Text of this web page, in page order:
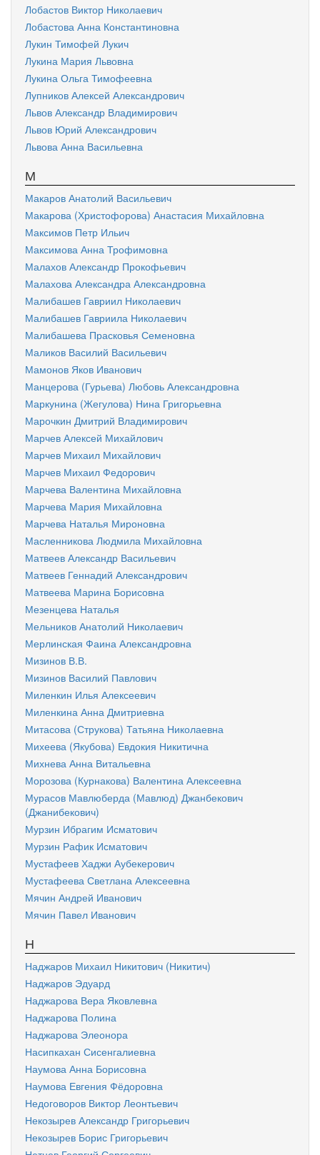
Лобастов Виктор Николаевич
Лобастова Анна Константиновна
Лукин Тимофей Лукич
Лукина Мария Львовна
Лукина Ольга Тимофеевна
Лупников Алексей Александрович
Львов Александр Владимирович
Львов Юрий Александрович
Львова Анна Васильевна
М
Макаров Анатолий Васильевич
Макарова (Христофорова) Анастасия Михайловна
Максимов Петр Ильич
Максимова Анна Трофимовна
Малахов Александр Прокофьевич
Малахова Александра Александровна
Малибашев Гавриил Николаевич
Малибашев Гавриила Николаевич
Малибашева Прасковья Семеновна
Маликов Василий Васильевич
Мамонов Яков Иванович
Манцерова (Гурьева) Любовь Александровна
Маркунина (Жегулова) Нина Григорьевна
Марочкин Дмитрий Владимирович
Марчев Алексей Михайлович
Марчев Михаил Михайлович
Марчев Михаил Федорович
Марчева Валентина Михайловна
Марчева Мария Михайловна
Марчева Наталья Мироновна
Масленникова Людмила Михайловна
Матвеев Александр Васильевич
Матвеев Геннадий Александрович
Матвеева Марина Борисовна
Мезенцева Наталья
Мельников Анатолий Николаевич
Мерлинская Фаина Александровна
Мизинов В.В.
Мизинов Василий Павлович
Миленкин Илья Алексеевич
Миленкина Анна Дмитриевна
Митасова (Струкова) Татьяна Николаевна
Михеева (Якубова) Евдокия Никитична
Михнева Анна Витальевна
Морозова (Курнакова) Валентина Алексеевна
Мурасов Мавлюберда (Мавлюд) Джанбекович
(Джанибекович)
Мурзин Ибрагим Исматович
Мурзин Рафик Исматович
Мустафеев Хаджи Аубекерович
Мустафеева Светлана Алексеевна
Мячин Андрей Иванович
Мячин Павел Иванович
Н
Наджаров Михаил Никитович (Никитич)
Наджаров Эдуард
Наджарова Вера Яковлевна
Наджарова Полина
Наджарова Элеонора
Насипкахан Сисенгалиевна
Наумова Анна Борисовна
Наумова Евгения Фёдоровна
Недоговоров Виктор Леонтьевич
Некозырев Александр Григорьевич
Некозырев Борис Григорьевич